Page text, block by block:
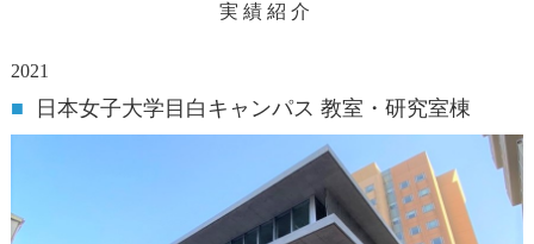
実績紹介
2021
■ 日本女子大学目白キャンパス 教室・研究室棟